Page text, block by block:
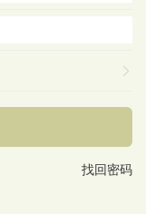
找回密码